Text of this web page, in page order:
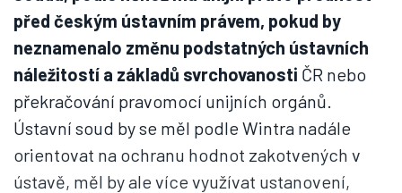
před českým ústavním právem, pokud by
neznamenalo změnu podstatných ústavních
náležitostí a základů svrchovanosti ČR nebo
překračování pravomocí unijních orgánů.
Ústavní soud by se měl podle Wintra nadále
orientovat na ochranu hodnot zakotvených v
ústavě, měl by ale více využívat ustanovení,